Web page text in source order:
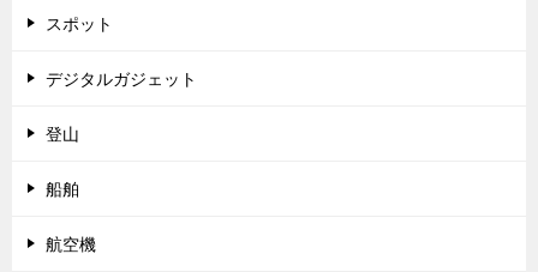
スポット
デジタルガジェット
登山
船舶
航空機